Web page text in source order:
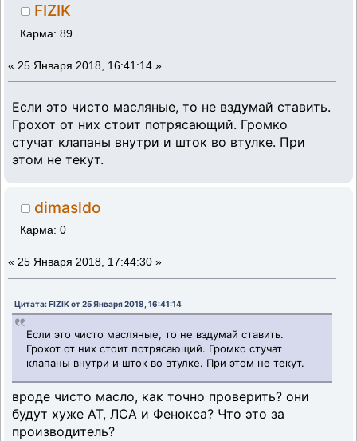
FIZIK
Карма: 89
« 25 Января 2018, 16:41:14 »
Если это чисто масляные, то не вздумай ставить.
Грохот от них стоит потрясающий. Громко
стучат клапаны внутри и шток во втулке. При
этом не текут.
dimasldo
Карма: 0
« 25 Января 2018, 17:44:30 »
Цитата: FIZIK от 25 Января 2018, 16:41:14
Если это чисто масляные, то не вздумай ставить.
Грохот от них стоит потрясающий. Громко стучат
клапаны внутри и шток во втулке. При этом не текут.
вроде чисто масло, как точно проверить? они
будут хуже АТ, ЛСА и Фенокса? Что это за
производитель?